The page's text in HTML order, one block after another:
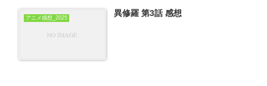
アニメ感想_2025 異修羅 第3話 感想